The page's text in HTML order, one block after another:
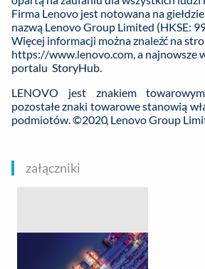
Firma Lenovo jest notowana na
nazwą Lenovo Group Limited (HKSE:
Więcej informacji można znaleźć na
https://www.lenovo.com, a najnowsze
portalu StoryHub.
LENOVO jest znakiem
pozostałe znaki towarowe stanowią
podmiotów. ©2020, Lenovo Group
załączniki